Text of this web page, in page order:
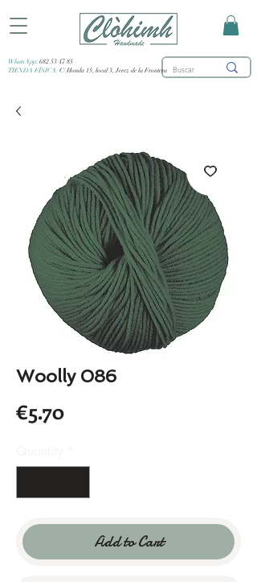
WhatsApp: 682 53 47 85
TIENDA FÍSICA: C/ Honda 15, local 3, Jerez de la Frontera
Woolly 086
€5.70Price
Add to Cart